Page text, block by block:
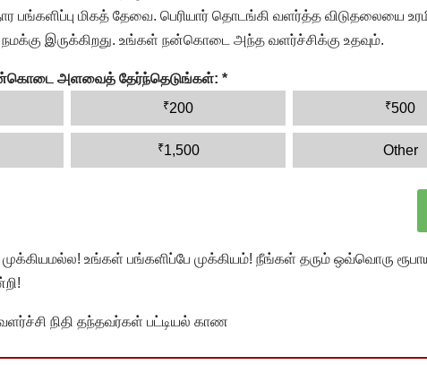
பங்களிப்பு மிகத் தேவை. பெரியார் தொடங்கி வளர்த்த விடுதலையை
இருக்கிறது. உங்கள் நன்கொடை அந்த வளர்ச்சிக்கு உதவும்.
அளவைத் தேர்ந்தெடுங்கள்: *
₹200 ₹500
₹1,500 Other
உங்கள் பங்களிப்பே முக்கியம்! நீங்கள் தரும் ஒவ்வொரு
நிதி தந்தவர்கள் பட்டியல் காண